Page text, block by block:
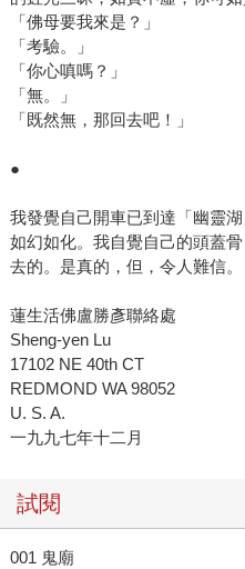
「佛母要我來是？」
「考驗。」
「你心嗔嗎？」
「無。」
「既然無，那回去吧！」
●
我發覺自己開車已到達「幽靈
如幻如化。我自覺自己的頭蓋
去的。是真的，但，令人難信。
蓮生活佛盧勝彥聯絡處
Sheng-yen Lu
17102 NE 40th CT
REDMOND WA 98052
U. S. A.
一九九七年十二月
試閱
001 鬼廟